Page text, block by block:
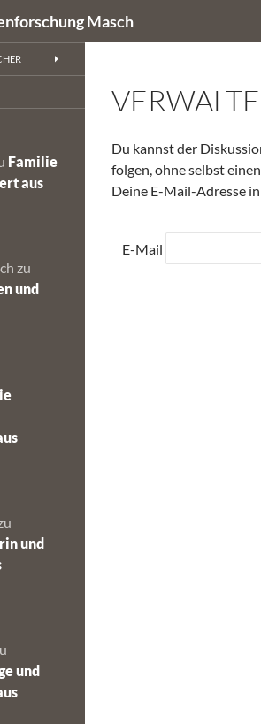
Masch
Du kannst der
folgen, ohne selbst
Deine E-Mail-Adresse
E-Mail
Familie
aus
zu
und
und
und